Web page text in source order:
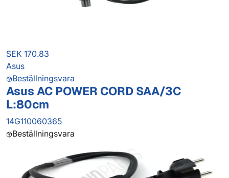
SEK 170.83
Asus
Beställningsvara
Asus AC POWER CORD SAA/3C
L:80cm
14G110060365
Beställningsvara